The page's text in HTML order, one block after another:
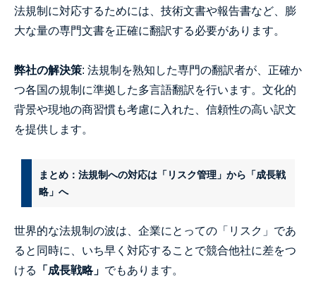
法規制に対応するためには、技術文書や報告書など、膨
大な量の専門文書を正確に翻訳する必要があります。
弊社の解決策: 法規制を熟知した専門の翻訳者が、正確か
つ各国の規制に準拠した多言語翻訳を行います。文化的
背景や現地の商習慣も考慮に入れた、信頼性の高い訳文
を提供します。
まとめ：法規制への対応は「リスク管理」から「成長戦
略」へ
世界的な法規制の波は、企業にとっての「リスク」であ
ると同時に、いち早く対応することで競合他社に差をつ
ける
「成長戦略」 でもあります。